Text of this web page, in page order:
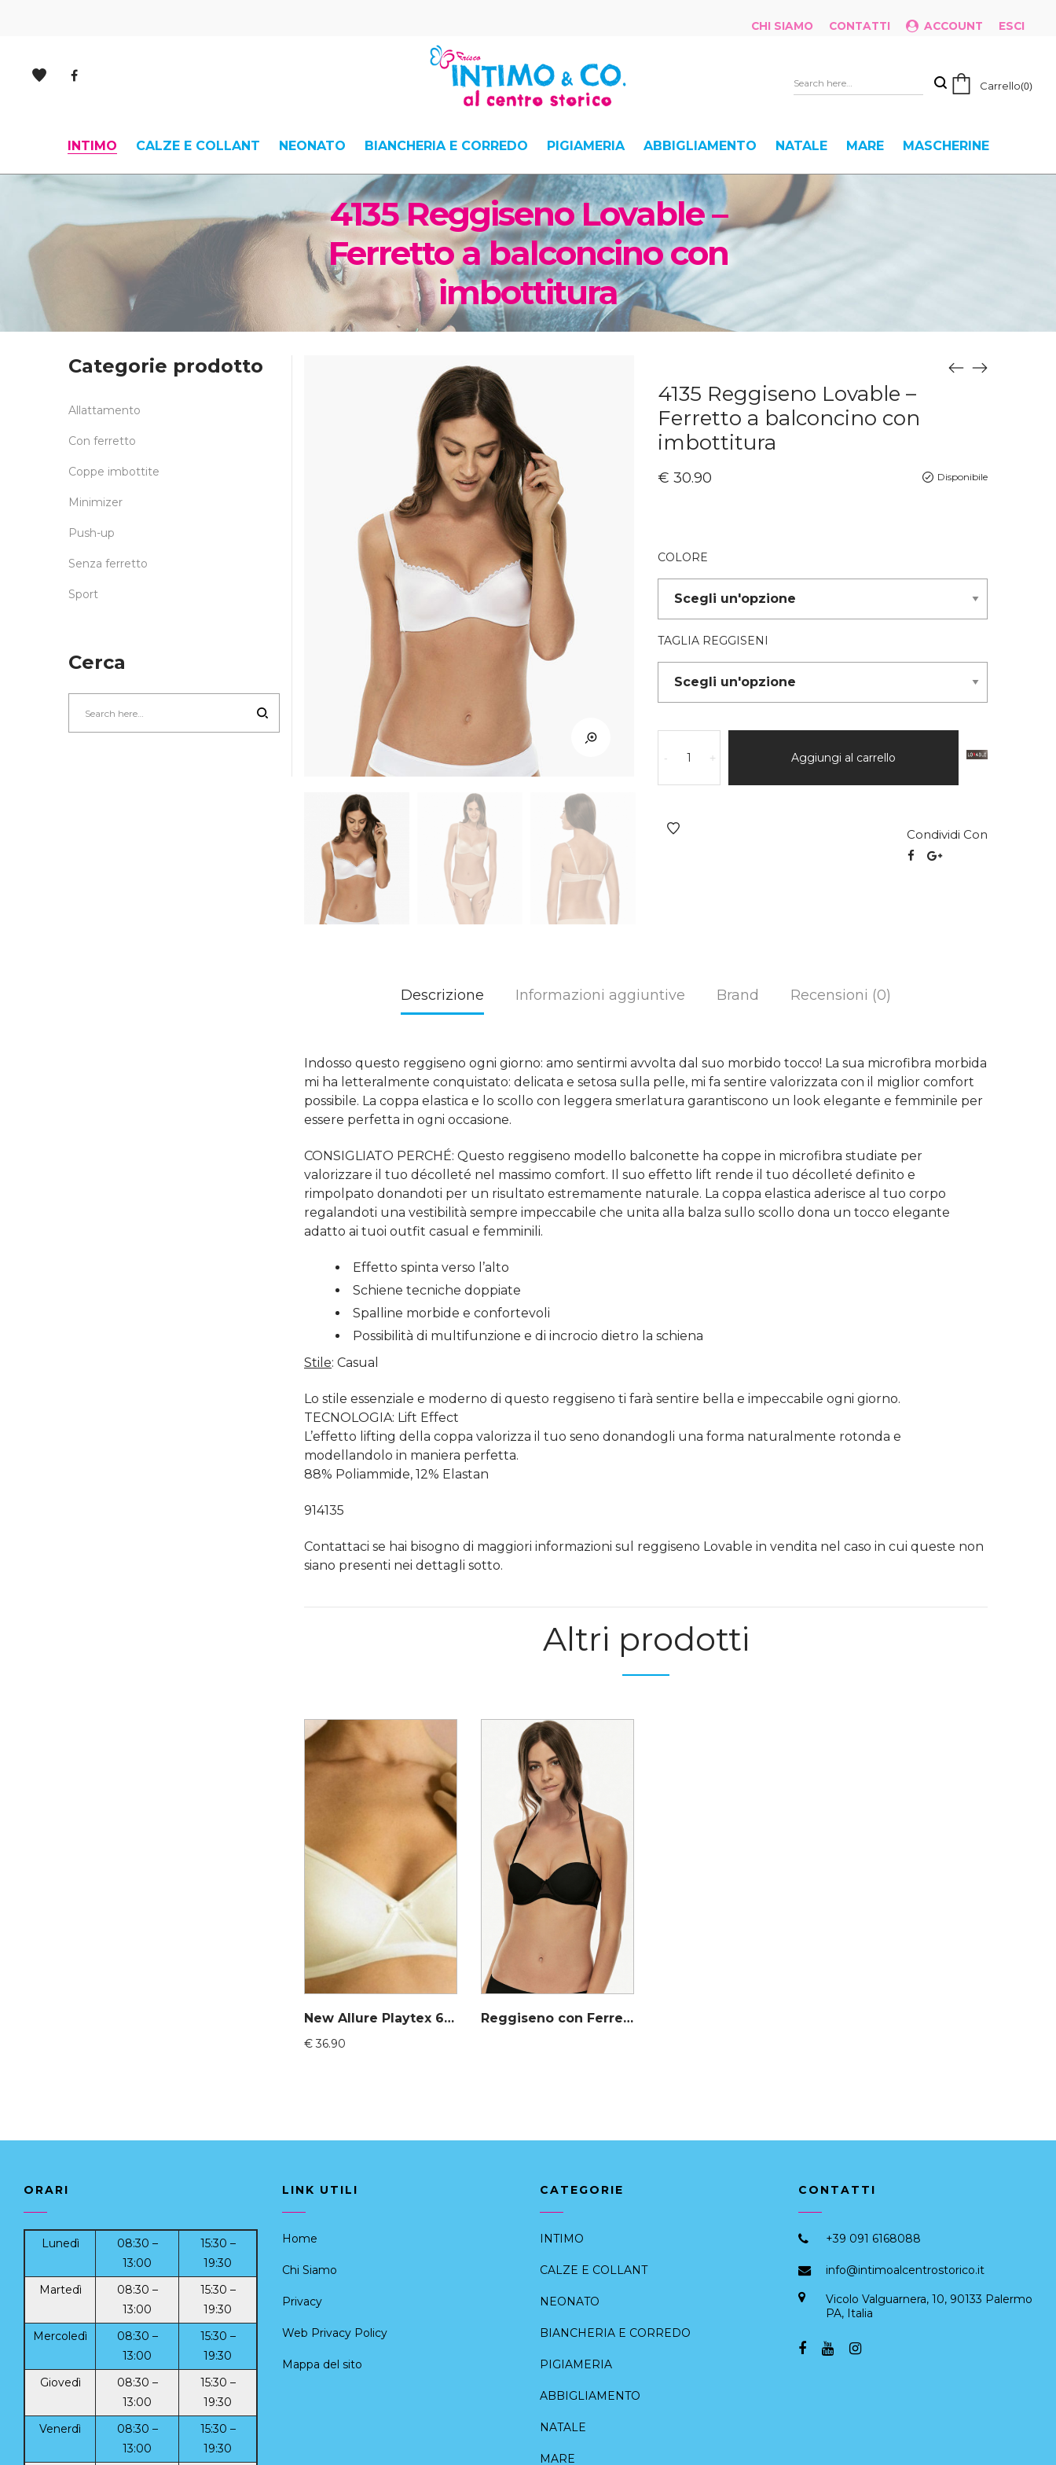
CHI SIAMO CONTATTI ACCOUNT ESCI
Carrello 0
INTIMO CALZE E COLLANT NEONATO BIANCHERIA E CORREDO PIGIAMERIA ABBIGLIAMENTO NATALE MARE MASCHERINE
4135 Reggiseno Lovable –
Ferretto a balconcino con
imbottitura
4135 Reggiseno Lovable –
Ferretto a balconcino con
imbottitura
Disponibile
€ 30.90
COLORE
TAGLIA REGGISENI
- + Aggiungi al carrello
Condividi Con
Descrizione Informazioni aggiuntive Brand Recensioni (0)
Indosso questo reggiseno ogni giorno: amo sentirmi avvolta dal suo morbido tocco! La sua microfibra morbida
mi ha letteralmente conquistato: delicata e setosa sulla pelle, mi fa sentire valorizzata con il miglior comfort
possibile. La coppa elastica e lo scollo con leggera smerlatura garantiscono un look elegante e femminile per
essere perfetta in ogni occasione.
CONSIGLIATO PERCHÉ: Questo reggiseno modello balconette ha coppe in microfibra studiate per
valorizzare il tuo décolleté nel massimo comfort. Il suo effetto lift rende il tuo décolleté definito e
rimpolpato donandoti per un risultato estremamente naturale. La coppa elastica aderisce al tuo corpo
regalandoti una vestibilità sempre impeccabile che unita alla balza sullo scollo dona un tocco elegante
adatto ai tuoi outfit casual e femminili.
Effetto spinta verso l’alto
Schiene tecniche doppiate
Spalline morbide e confortevoli
Possibilità di multifunzione e di incrocio dietro la schiena
Stile: Casual
Lo stile essenziale e moderno di questo reggiseno ti farà sentire bella e impeccabile ogni giorno.
TECNOLOGIA: Lift Effect
L’effetto lifting della coppa valorizza il tuo seno donandogli una forma naturalmente rotonda e
modellandolo in maniera perfetta.
88% Poliammide, 12% Elastan
914135
Contattaci se hai bisogno di maggiori informazioni sul reggiseno Lovable in vendita nel caso in cui queste non
siano presenti nei dettagli sotto.
Altri prodotti
New Allure Playtex 6390 – Ulteriore sconto del 20% se ne acquisti almeno 3
€36.90
Reggiseno con Ferretto Push up balconcino – Lovable 914129 ultimi pezzi
Categorie prodotto
Allattamento
Con ferretto
Coppe imbottite
Minimizer
Push-up
Senza ferretto
Sport
Cerca
ORARI
Lunedì
08:30 –
13:00
15:30 –
19:30
Martedì
08:30 –
13:00
15:30 –
19:30
Mercoledì
08:30 –
13:00
15:30 –
19:30
Giovedì
08:30 –
13:00
15:30 –
19:30
Venerdì
08:30 –
13:00
15:30 –
19:30
LINK UTILI
Home
Chi Siamo
Privacy
Web Privacy Policy
Mappa del sito
CATEGORIE
INTIMO
CALZE E COLLANT
NEONATO
BIANCHERIA E CORREDO
PIGIAMERIA
ABBIGLIAMENTO
NATALE
MARE
CONTATTI
+39 091 6168088
info@intimoalcentrostorico.it
Vicolo Valguarnera, 10, 90133 Palermo
PA, Italia